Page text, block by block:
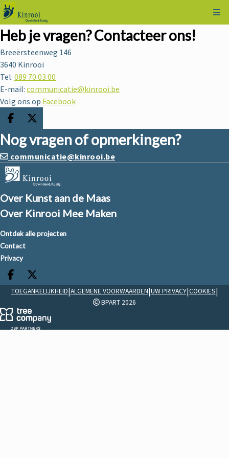
Heb je vragen? Contacteer ons!
Breeërsteenweg 146
3640 Kinrooi
Tel: 089 70 03 00
E-mail: communicatie@kinrooi.be
Volg ons op Facebook
Deel op facebook
Deel op X
Nog vragen of opmerkingen?
communicatie@kinrooi.be
Over Kunst aan de Maas
Over Kinrooi Mee Maken
Ontdek alle projecten
Contact
Privacy
Deel op facebook
Deel op X
TOEGANKELIJKHEID|ALGEMENE VOORWAARDEN|UW PRIVACY|COOKIES|
BPART 2026